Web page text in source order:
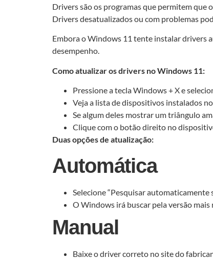
Drivers são os programas que permitem que
Drivers desatualizados ou com problemas
Embora o Windows 11 tente instalar drivers
desempenho.
Como atualizar os drivers no Windows 11:
Pressione a tecla Windows + X e
Veja a lista de dispositivos instalados
Se algum deles mostrar um triângulo
Clique com o botão direito no
Duas opções de atualização:
Automática
Selecione “Pesquisar automaticamente
O Windows irá buscar pela versão
Manual
Baixe o driver correto no site do